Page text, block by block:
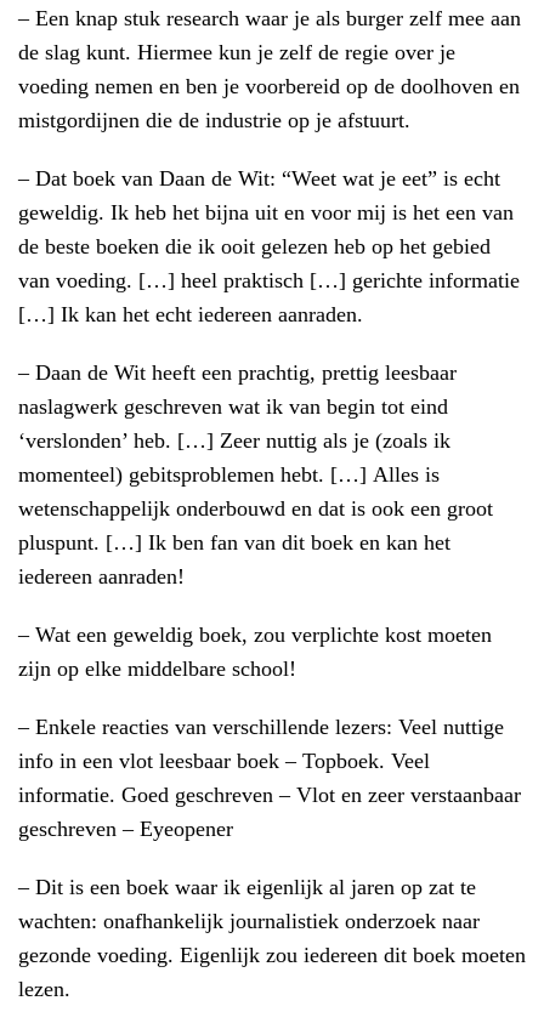
– Een knap stuk research waar je als burger zelf mee aan
de slag kunt. Hiermee kun je zelf de regie over je
voeding nemen en ben je voorbereid op de doolhoven en
mistgordijnen die de industrie op je afstuurt.
– Dat boek van Daan de Wit: “Weet wat je eet” is echt
geweldig. Ik heb het bijna uit en voor mij is het een van
de beste boeken die ik ooit gelezen heb op het gebied
van voeding. […] heel praktisch […] gerichte informatie
[…] Ik kan het echt iedereen aanraden.
– Daan de Wit heeft een prachtig, prettig leesbaar
naslagwerk geschreven wat ik van begin tot eind
‘verslonden’ heb. […] Zeer nuttig als je (zoals ik
momenteel) gebitsproblemen hebt. […] Alles is
wetenschappelijk onderbouwd en dat is ook een groot
pluspunt. […] Ik ben fan van dit boek en kan het
iedereen aanraden!
– Wat een geweldig boek, zou verplichte kost moeten
zijn op elke middelbare school!
– Enkele reacties van verschillende lezers: Veel nuttige
info in een vlot leesbaar boek – Topboek. Veel
informatie. Goed geschreven – Vlot en zeer verstaanbaar
geschreven – Eyeopener
– Dit is een boek waar ik eigenlijk al jaren op zat te
wachten: onafhankelijk journalistiek onderzoek naar
gezonde voeding. Eigenlijk zou iedereen dit boek moeten
lezen.